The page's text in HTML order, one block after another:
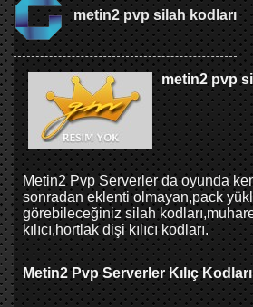
metin2 pvp silah kodları
metin2 pvp
Metin2 Pvp Serverler da oyunda
sonradan eklenti olmayan,pack
görebileceğiniz silah
kılıcı,hortlak dişi kılıcı kodları.
Metin2 Pvp Serverler Kılıç Kodları